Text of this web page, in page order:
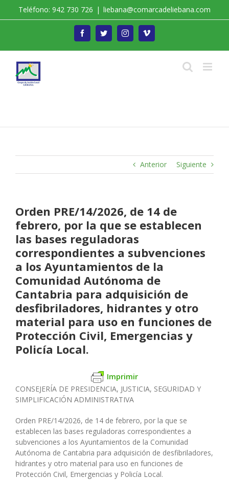
Teléfono: 942 730 726 | liebana@comarcadeliebana.com
FacebookTwitterInstagramVimeo
Anterior Siguiente
Orden PRE/14/2026, de 14 de
febrero, por la que se establecen
las bases reguladoras
correspondientes a subvenciones
a los Ayuntamientos de la
Comunidad Autónoma de
Cantabria para adquisición de
desfibriladores, hidrantes y otro
material para uso en funciones de
Protección Civil, Emergencias y
Policía Local.
Imprimir
CONSEJERÍA DE PRESIDENCIA, JUSTICIA, SEGURIDAD Y
SIMPLIFICACIÓN ADMINISTRATIVA
Orden PRE/14/2026, de 14 de febrero, por la que se
establecen las bases reguladoras correspondientes a
subvenciones a los Ayuntamientos de la Comunidad
Autónoma de Cantabria para adquisición de desfibriladores,
hidrantes y otro material para uso en funciones de
Protección Civil, Emergencias y Policía Local.